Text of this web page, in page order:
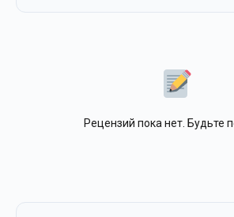
Рецензий пока нет. Будьте